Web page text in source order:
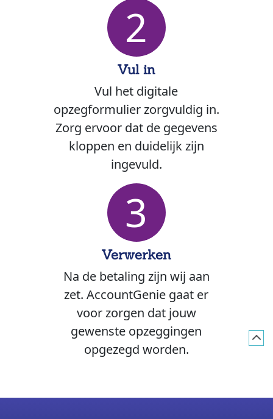
2
Vul in
Vul het digitale
opzegformulier zorgvuldig in.
Zorg ervoor dat de gegevens
kloppen en duidelijk zijn
ingevuld.
3
Verwerken
Na de betaling zijn wij aan
zet. AccountGenie gaat er
voor zorgen dat jouw
gewenste opzeggingen
opgezegd worden.